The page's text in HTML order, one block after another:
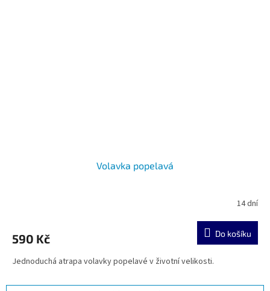
Volavka popelavá
14 dní
590 Kč Do košíku
Jednoduchá atrapa volavky popelavé v životní velikosti.